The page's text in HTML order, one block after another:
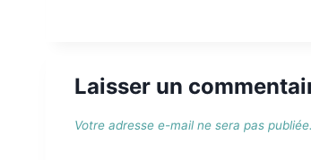
Laisser un
Votre adresse e-mail ne sera pas publiée.